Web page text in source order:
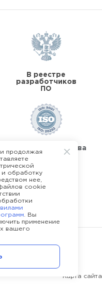
В реестре
разработчиков
ПО
Стандарты качества
Job
Карта сайта
продолжая
и обработку
нее,
cookie
. Вы
применение
вашего